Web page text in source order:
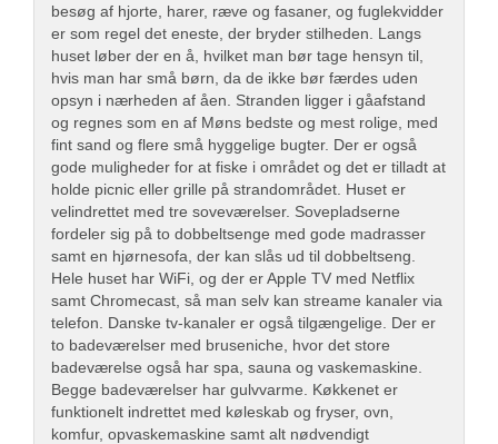
besøg af hjorte, harer, ræve og fasaner, og fuglekvidder
er som regel det eneste, der bryder stilheden. Langs
huset løber der en å, hvilket man bør tage hensyn til,
hvis man har små børn, da de ikke bør færdes uden
opsyn i nærheden af åen. Stranden ligger i gåafstand
og regnes som en af Møns bedste og mest rolige, med
fint sand og flere små hyggelige bugter. Der er også
gode muligheder for at fiske i området og det er tilladt at
holde picnic eller grille på strandområdet. Huset er
velindrettet med tre soveværelser. Sovepladserne
fordeler sig på to dobbeltsenge med gode madrasser
samt en hjørnesofa, der kan slås ud til dobbeltseng.
Hele huset har WiFi, og der er Apple TV med Netflix
samt Chromecast, så man selv kan streame kanaler via
telefon. Danske tv-kanaler er også tilgængelige. Der er
to badeværelser med bruseniche, hvor det store
badeværelse også har spa, sauna og vaskemaskine.
Begge badeværelser har gulvvarme. Køkkenet er
funktionelt indrettet med køleskab og fryser, ovn,
komfur, opvaskemaskine samt alt nødvendigt